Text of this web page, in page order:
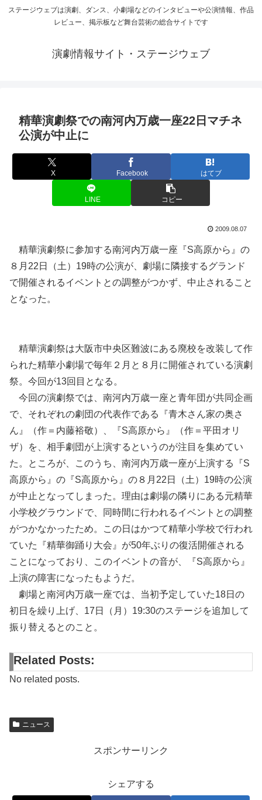
ステージウェブは演劇、ダンス、小劇場などのインタビューや公演情報、作品
レビュー、掲示板など舞台芸術の総合サイトです
演劇情報サイト・ステージウェブ
精華演劇祭での南河内万歳一座22日マチネ
公演が中止に
X Facebook はてブ
LINE コピー
2009.08.07
精華演劇祭に参加する南河内万歳一座『S高原から』の
８月22日（土）19時の公演が、劇場に隣接するグランド
で開催されるイベントとの調整がつかず、中止されること
となった。
精華演劇祭は大阪市中央区難波にある廃校を改装して作
られた精華小劇場で毎年２月と８月に開催されている演劇
祭。今回が13回目となる。
今回の演劇祭では、南河内万歳一座と青年団が共同企画
で、それぞれの劇団の代表作である『青木さん家の奥さ
ん』（作＝内藤裕敬）、『S高原から』（作＝平田オリ
ザ）を、相手劇団が上演するというのが注目を集めてい
た。ところが、このうち、南河内万歳一座が上演する『S
高原から』の『S高原から』の８月22日（土）19時の公演
が中止となってしまった。理由は劇場の隣りにある元精華
小学校グラウンドで、同時間に行われるイベントとの調整
がつかなかったため。この日はかつて精華小学校で行われ
ていた『精華御踊り大会』が50年ぶりの復活開催される
ことになっており、このイベントの音が、『S高原から』
上演の障害になったもようだ。
劇場と南河内万歳一座では、当初予定していた18日の
初日を繰り上げ、17日（月）19:30のステージを追加して
振り替えるとのこと。
Related Posts:
No related posts.
ニュース
スポンサーリンク
シェアする